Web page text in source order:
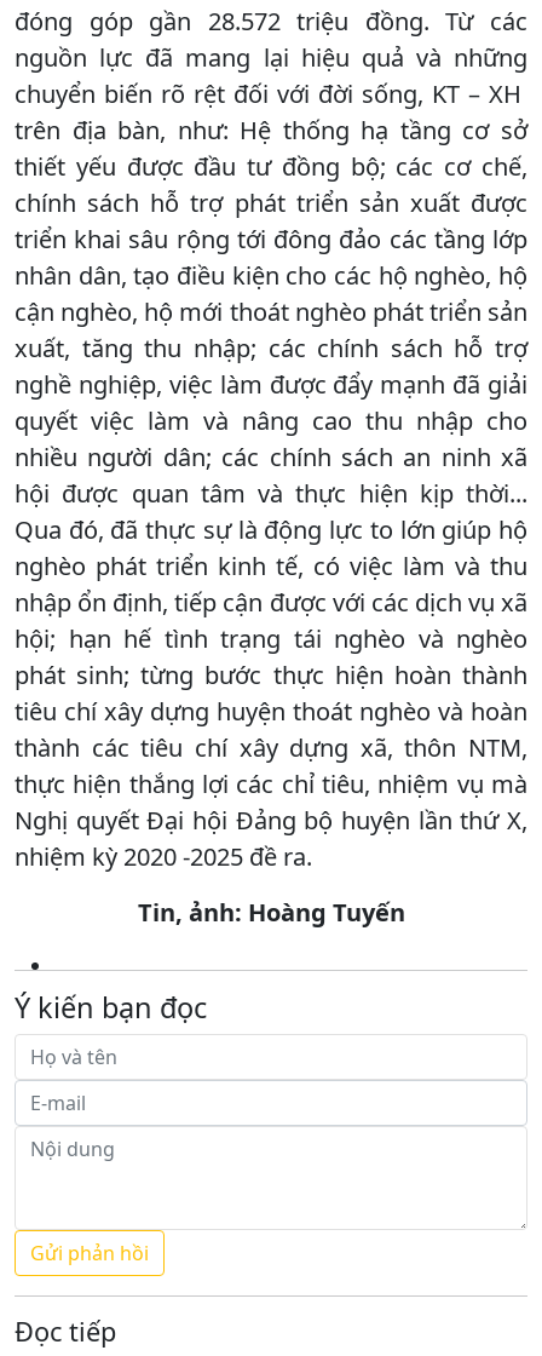
đóng góp gần 28.572 triệu đồng. Từ các
nguồn lực đã mang lại hiệu quả và những
chuyển biến rõ rệt đối với đời sống, KT – XH
trên địa bàn, như: Hệ thống hạ tầng cơ sở
thiết yếu được đầu tư đồng bộ; các cơ chế,
chính sách hỗ trợ phát triển sản xuất được
triển khai sâu rộng tới đông đảo các tầng lớp
nhân dân, tạo điều kiện cho các hộ nghèo, hộ
cận nghèo, hộ mới thoát nghèo phát triển sản
xuất, tăng thu nhập; các chính sách hỗ trợ
nghề nghiệp, việc làm được đẩy mạnh đã giải
quyết việc làm và nâng cao thu nhập cho
nhiều người dân; các chính sách an ninh xã
hội được quan tâm và thực hiện kịp thời...
Qua đó, đã thực sự là động lực to lớn giúp hộ
nghèo phát triển kinh tế, có việc làm và thu
nhập ổn định, tiếp cận được với các dịch vụ xã
hội; hạn hế tình trạng tái nghèo và nghèo
phát sinh; từng bước thực hiện hoàn thành
tiêu chí xây dựng huyện thoát nghèo và hoàn
thành các tiêu chí xây dựng xã, thôn NTM,
thực hiện thắng lợi các chỉ tiêu, nhiệm vụ mà
Nghị quyết Đại hội Đảng bộ huyện lần thứ X,
nhiệm kỳ 2020 -2025 đề ra.
Tin, ảnh: Hoàng Tuyến
Ý kiến bạn đọc
Đọc tiếp